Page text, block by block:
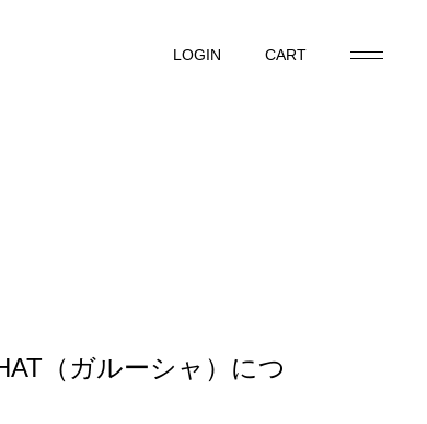
LOGIN
CART
（ガルーシャ）につ